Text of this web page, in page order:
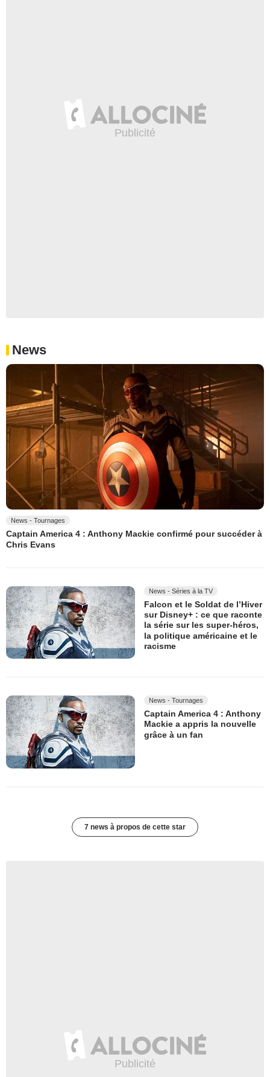
News
News - Tournages
Captain America 4 : Anthony Mackie confirmé pour succéder à
Chris Evans
News - Séries à la TV
Falcon et le Soldat de l’Hiver
sur Disney+ : ce que raconte
la série sur les super-héros,
la politique américaine et le
racisme
News - Tournages
Captain America 4 : Anthony
Mackie a appris la nouvelle
grâce à un fan
7 news à propos de cette star